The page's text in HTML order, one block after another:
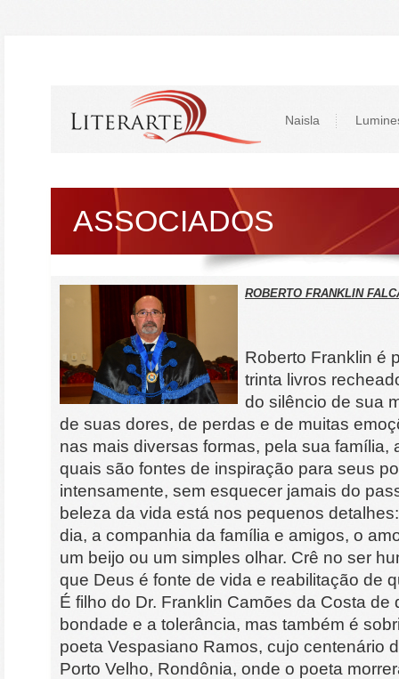
Naisla
ASSOCIADOS
ROBERTO FRANKLIN
Roberto Franklin é
trinta livros
do silêncio de sua
de suas dores, de perdas e de muitas
nas mais diversas formas, pela sua família,
quais são fontes de inspiração para seus
intensamente, sem esquecer jamais do
beleza da vida está nos pequenos
dia, a companhia da família e amigos, o
um beijo ou um simples olhar. Crê no ser
que Deus é fonte de vida e reabilitação de
É filho do Dr. Franklin Camões da Costa de
bondade e a tolerância, mas também é
poeta Vespasiano Ramos, cujo centenário
Porto Velho, Rondônia, onde o poeta